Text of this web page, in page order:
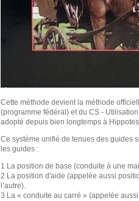
Cette méthode devient la méthode
(programme fédéral) et du CS -
adopté depuis bien longtemps à
Ce système unifié de tenues des guides
les guides :
1 La position de base (conduite à une
2 La position d'aide (appelée aussi
l’autre).
3 La « conduite au carré » (appelée